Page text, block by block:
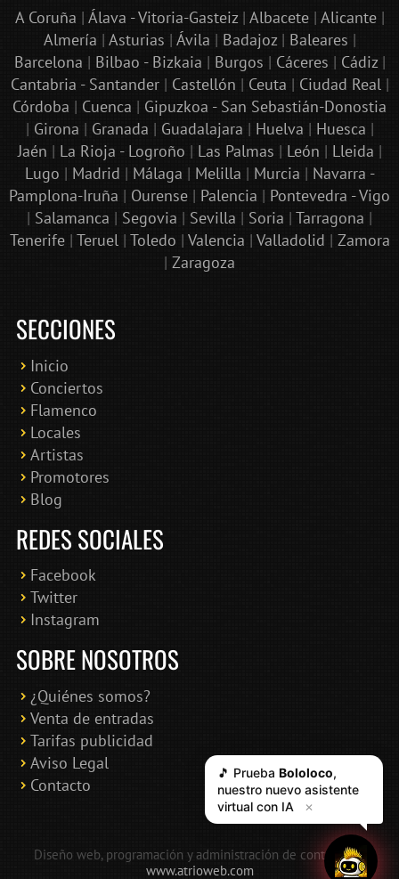
A Coruña | Álava - Vitoria-Gasteiz| Albacete| Alicante|
Almería | Asturias | Ávila | Badajoz| Baleares |
Barcelona | Bilbao - Bizkaia | Burgos | Cáceres | Cádiz|
Cantabria - Santander| Castellón | Ceuta | Ciudad Real|
Córdoba | Cuenca | Gipuzkoa - San Sebastián-Donostia
| Girona | Granada | Guadalajara | Huelva | Huesca |
Jaén | La Rioja - Logroño | Las Palmas | León | Lleida |
Lugo | Madrid | Málaga | Melilla | Murcia | Navarra -
Pamplona-Iruña | Ourense | Palencia | Pontevedra - Vigo
| Salamanca | Segovia | Sevilla | Soria | Tarragona |
Tenerife| Teruel| Toledo | Valencia | Valladolid | Zamora
| Zaragoza
SECCIONES
Inicio
Conciertos
Flamenco
Locales
Artistas
Promotores
Blog
REDES SOCIALES
Facebook
Twitter
Instagram
SOBRE NOSOTROS
¿Quiénes somos?
Venta de entradas
Tarifas publicidad
Aviso Legal
Contacto
Diseño web, programación y administración de contenidos:
www.atrioweb.com
🎵 Prueba Bololoco,
nuestro nuevo asistente
virtual con IA
✕